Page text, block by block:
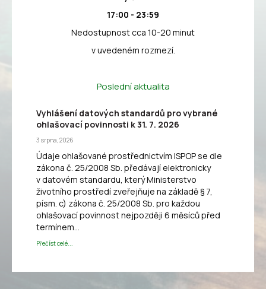
17:00 - 23:59
Nedostupnost cca 10-20 minut
v uvedeném rozmezí.
Poslední aktualita
Vyhlášení datových standardů pro vybrané
ohlašovací povinnosti k 31. 7. 2026
3 srpna, 2026
Údaje ohlašované prostřednictvím ISPOP se dle
zákona č. 25/2008 Sb. předávají elektronicky
v datovém standardu, který Ministerstvo
životního prostředí zveřejňuje na základě § 7,
písm. c) zákona č. 25/2008 Sb. pro každou
ohlašovací povinnost nejpozději 6 měsíců před
termínem…
Přečíst celé...